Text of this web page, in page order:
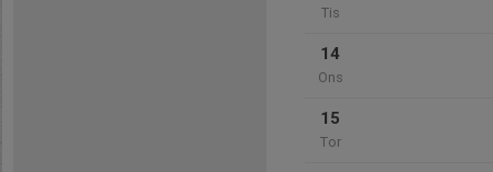
Tis
14
Ons
15
Tor